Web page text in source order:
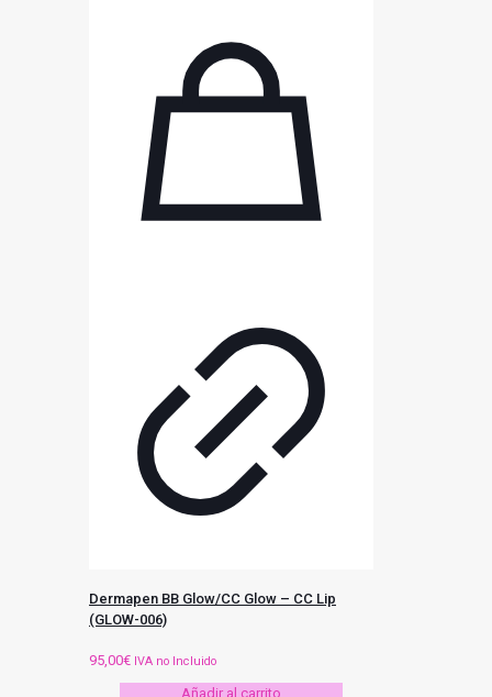
Dermapen BB Glow/CC Glow – CC Lip
(GLOW-006)
95,00€ IVA no Incluido
Añadir al carrito